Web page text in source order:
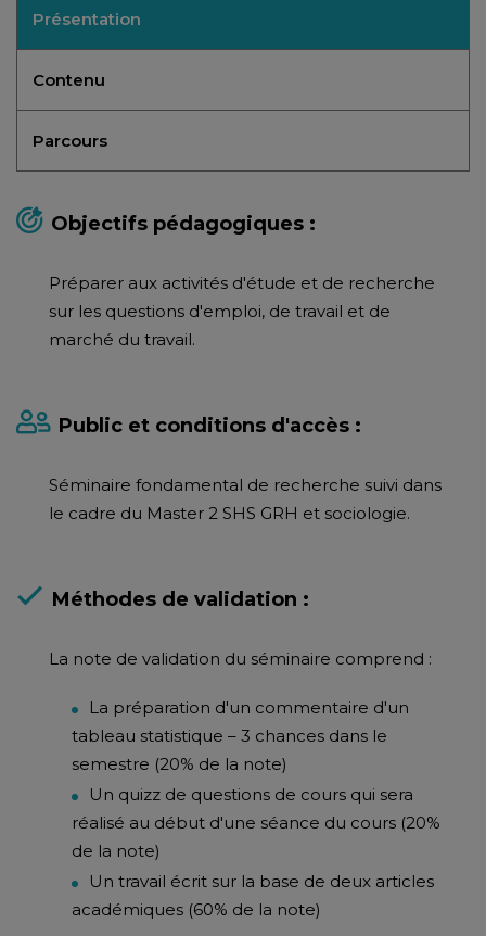
Présentation
Contenu
Parcours
Objectifs pédagogiques :
Préparer aux activités d'étude et de recherche
sur les questions d'emploi, de travail et de
marché du travail.
Public et conditions d'accès :
Séminaire fondamental de recherche suivi dans
le cadre du Master 2 SHS GRH et sociologie.
Méthodes de validation :
La note de validation du séminaire comprend :
La préparation d'un commentaire d'un
tableau statistique – 3 chances dans le
semestre (20% de la note)
Un quizz de questions de cours qui sera
réalisé au début d'une séance du cours (20%
de la note)
Un travail écrit sur la base de deux articles
académiques (60% de la note)